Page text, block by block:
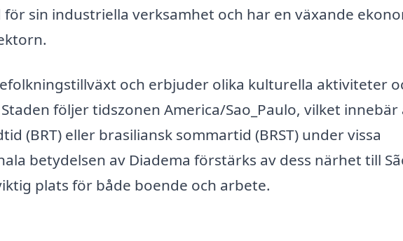
sin industriella verksamhet och har en växande
och erbjuder olika kulturella aktiviteter
följer tidszonen America/Sao_Paulo, vilket innebär
(BRT) eller brasiliansk sommartid (BRST) under vissa
betydelsen av Diadema förstärks av dess närhet till
plats för både boende och arbete.